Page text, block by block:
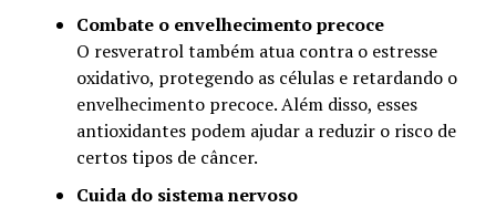
Combate o envelhecimento precoce
O resveratrol também atua contra o estresse
oxidativo, protegendo as células e retardando o
envelhecimento precoce. Além disso, esses
antioxidantes podem ajudar a reduzir o risco de
certos tipos de câncer.
Cuida do sistema nervoso